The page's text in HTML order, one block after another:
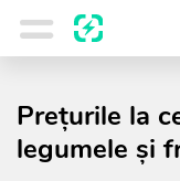
Prețurile la
legumele și